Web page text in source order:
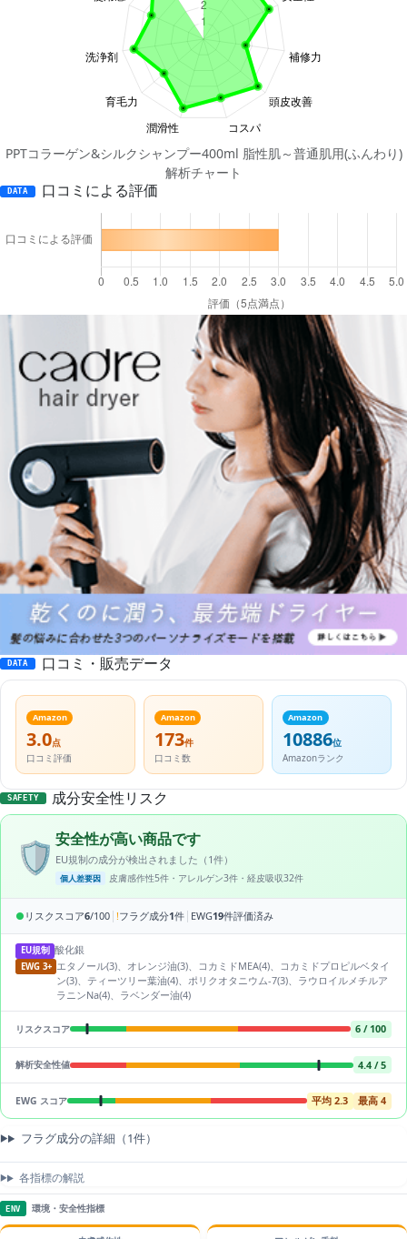
PPTコラーゲン&シルクシャンプー400ml 脂性肌～普通肌用(ふんわり)
解析チャート
DATA 口コミによる評価
DATA 口コミ・販売データ
Amazon
3.0点
口コミ評価
Amazon
173件
口コミ数
Amazon
10886位
Amazonランク
SAFETY 成分安全性リスク
🛡️安全性が高い商品です
EU規制の成分が検出されました（1件）
個人差要因 皮膚感作性5件・アレルゲン3件・経皮吸収32件
● リスクスコア6/100 | !フラグ成分1件 | EWG19件評価済み
EU規制 酸化銀
EWG 3+ エタノール(3)、オレンジ油(3)、コカミドMEA(4)、コカミドプロピルベタイ
ン(3)、ティーツリー葉油(4)、ポリクオタニウム-7(3)、ラウロイルメチルア
ラニンNa(4)、ラベンダー油(4)
リスクスコア 6 / 100
解析安全性値 4.4 / 5
EWG スコア 平均 2.3 最高 4
フラグ成分の詳細（1件）
各指標の解説
ENV 環境・安全性指標